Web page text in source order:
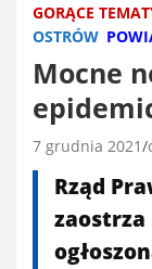
GORĄCE
OSTRÓW
Mocne
7 grudnia 2021
Rząd
zaostrza